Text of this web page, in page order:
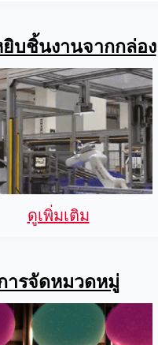
ยิบชิ้นงานจากกล่อง
ดูเพิ่มเติม
ารจัดหมวดหมู่